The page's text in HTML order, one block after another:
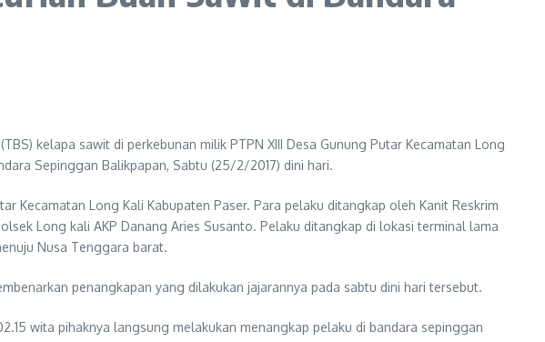
kelapa sawit di perkebunan milik PTPN XIII Desa Gunung Putar Kecamatan Long
Sepinggan Balikpapan, Sabtu (25/2/2017) dini hari.
Kecamatan Long Kali Kabupaten Paser. Para pelaku ditangkap oleh Kanit Reskrim
Long kali AKP Danang Aries Susanto. Pelaku ditangkap di lokasi terminal lama
Nusa Tenggara barat.
penangkapan yang dilakukan jajarannya pada sabtu dini hari tersebut.
wita pihaknya langsung melakukan menangkap pelaku di bandara sepinggan